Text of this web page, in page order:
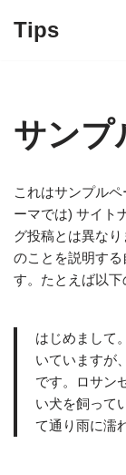
ツ
キ
プ
Tips
サンプ
これはサンプル
ーマでは) サイト
グ投稿とは異な
のことを説明す
す。たとえば以下
はじめまして
いていますが
です。ロサン
い犬を飼って
て通り雨に濡